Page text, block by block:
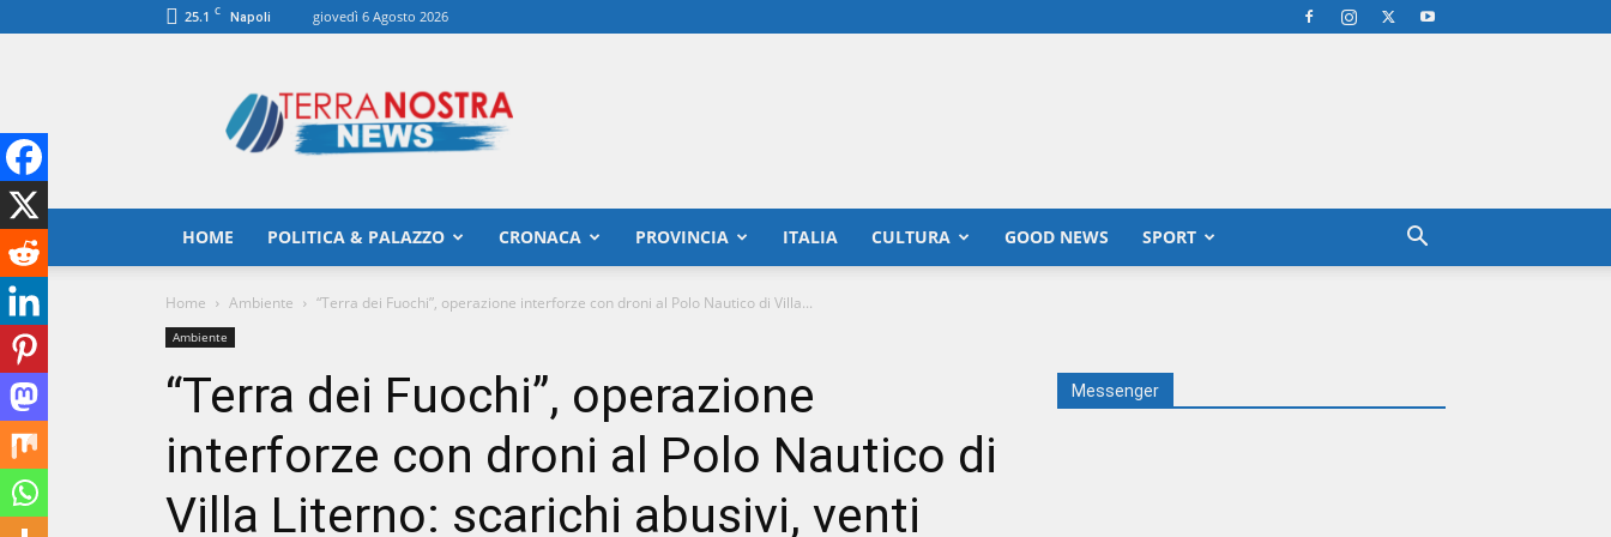
25.1 C Napoli giovedì 6 Agosto 2026
HOME POLITICA & PALAZZO CRONACA PROVINCIA ITALIA CULTURA GOOD NEWS SPORT
Home Ambiente “Terra dei Fuochi”, operazione interforze con droni al Polo Nautico di Villa...
Ambiente
“Terra dei Fuochi”, operazione
interforze con droni al Polo Nautico di
Villa Literno: scarichi abusivi, venti
Messenger